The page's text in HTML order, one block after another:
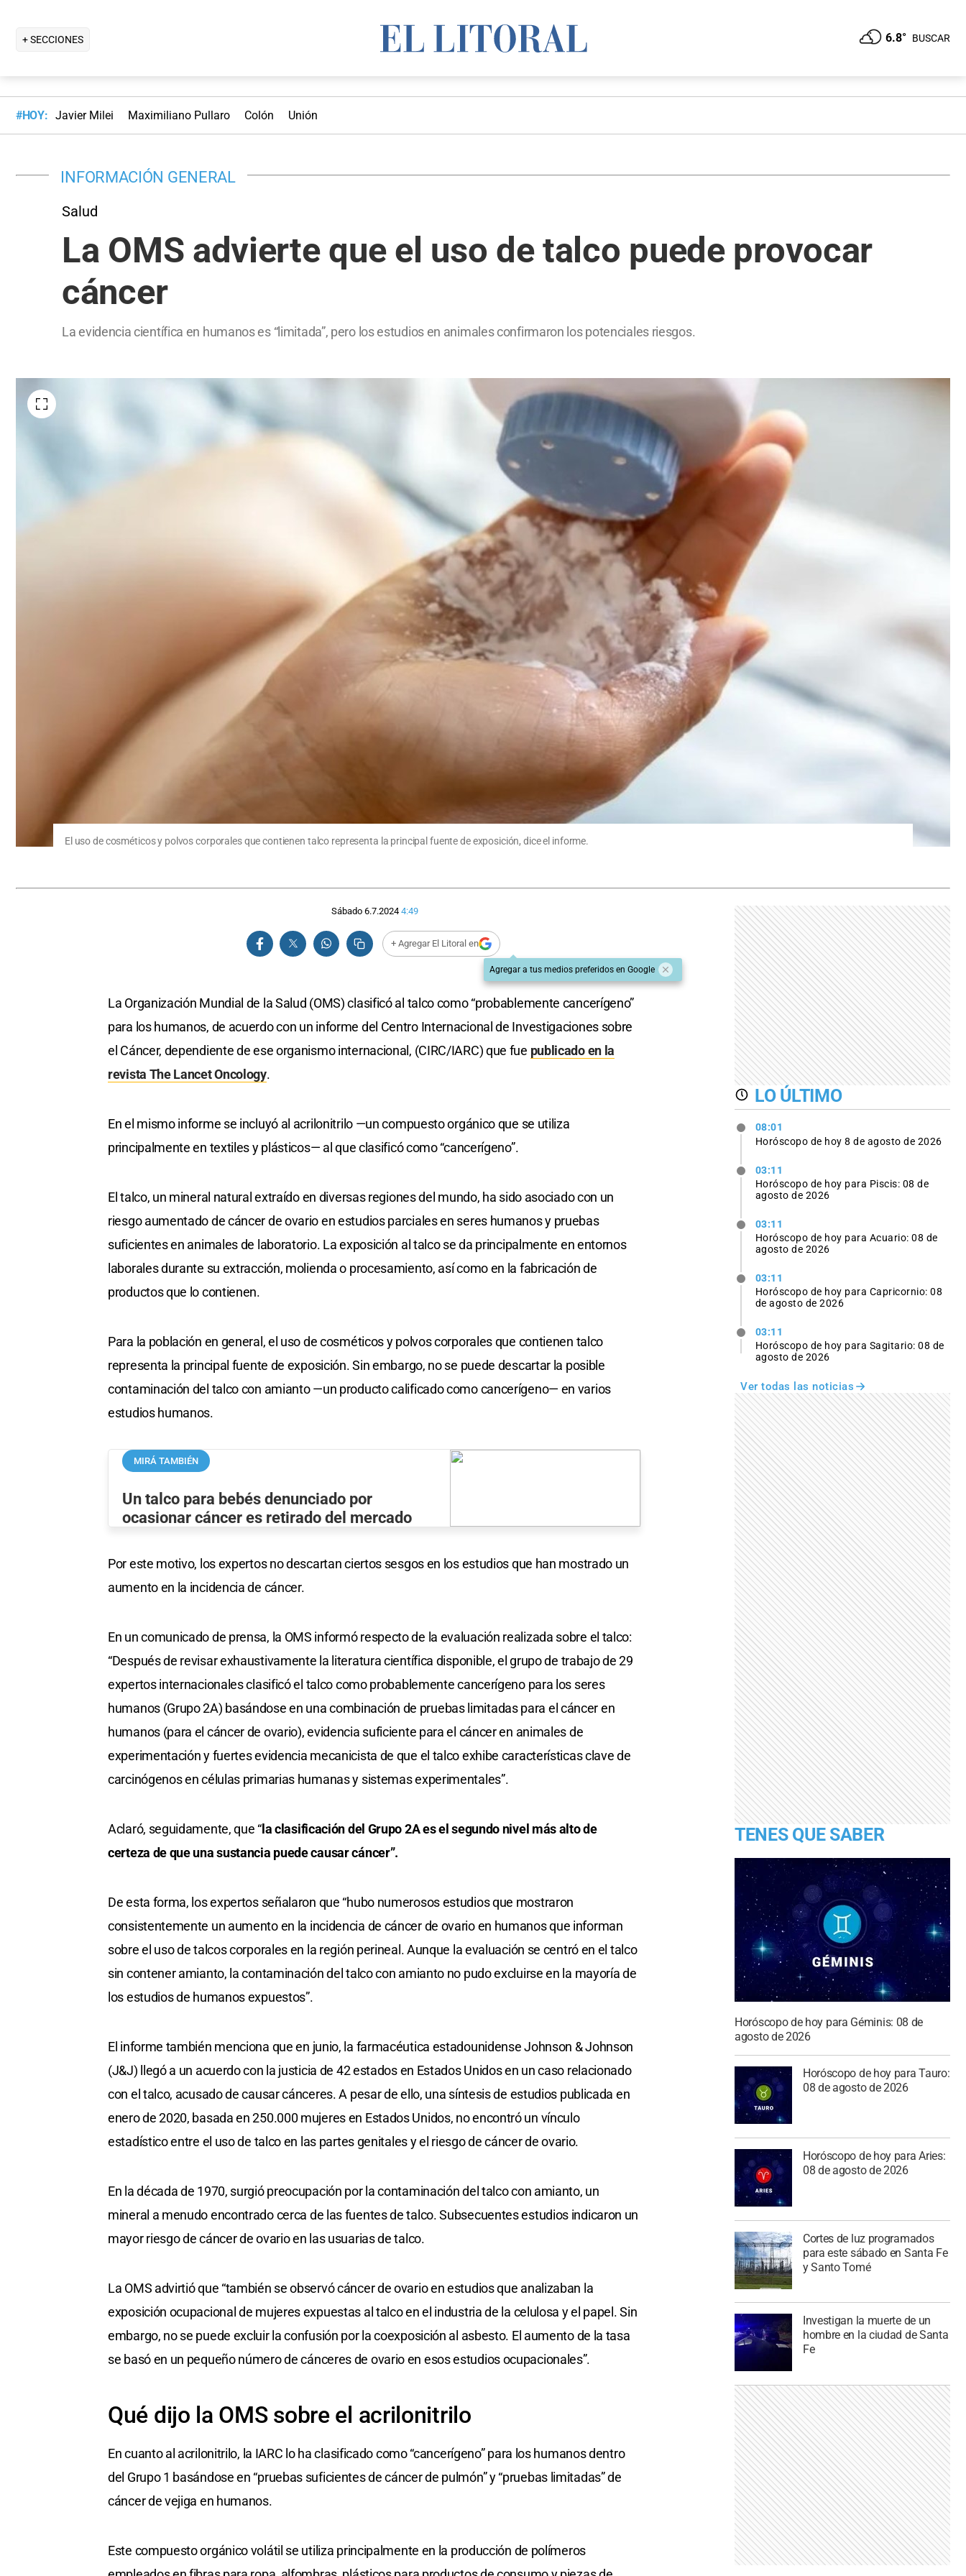
+ SECCIONES 6.8° BUSCAR
#HOY: Javier Milei Maximiliano Pullaro Colón Unión
INFORMACIÓN GENERAL
Salud
La OMS advierte que el uso de talco puede provocar
cáncer
La evidencia científica en humanos es “limitada”, pero los estudios en animales confirmaron los potenciales riesgos.
El uso de cosméticos y polvos corporales que contienen talco representa la principal fuente de exposición, dice el informe.
Sábado 6.7.2024 4:49
+ Agregar El Litoral en
Agregar a tus medios preferidos en Google
La Organización Mundial de la Salud (OMS) clasificó al talco como “probablemente cancerígeno”
para los humanos, de acuerdo con un informe del Centro Internacional de Investigaciones sobre
el Cáncer, dependiente de ese organismo internacional, (CIRC/IARC) que fue publicado en la
revista The Lancet Oncology.
En el mismo informe se incluyó al acrilonitrilo —un compuesto orgánico que se utiliza
principalmente en textiles y plásticos— al que clasificó como “cancerígeno”.
El talco, un mineral natural extraído en diversas regiones del mundo, ha sido asociado con un
riesgo aumentado de cáncer de ovario en estudios parciales en seres humanos y pruebas
suficientes en animales de laboratorio. La exposición al talco se da principalmente en entornos
laborales durante su extracción, molienda o procesamiento, así como en la fabricación de
productos que lo contienen.
Para la población en general, el uso de cosméticos y polvos corporales que contienen talco
representa la principal fuente de exposición. Sin embargo, no se puede descartar la posible
contaminación del talco con amianto —un producto calificado como cancerígeno— en varios
estudios humanos.
MIRÁ TAMBIÉN
Un talco para bebés denunciado por
ocasionar cáncer es retirado del mercado
Por este motivo, los expertos no descartan ciertos sesgos en los estudios que han mostrado un
aumento en la incidencia de cáncer.
En un comunicado de prensa, la OMS informó respecto de la evaluación realizada sobre el talco:
“Después de revisar exhaustivamente la literatura científica disponible, el grupo de trabajo de 29
expertos internacionales clasificó el talco como probablemente cancerígeno para los seres
humanos (Grupo 2A) basándose en una combinación de pruebas limitadas para el cáncer en
humanos (para el cáncer de ovario), evidencia suficiente para el cáncer en animales de
experimentación y fuertes evidencia mecanicista de que el talco exhibe características clave de
carcinógenos en células primarias humanas y sistemas experimentales”.
Aclaró, seguidamente, que “la clasificación del Grupo 2A es el segundo nivel más alto de
certeza de que una sustancia puede causar cáncer”.
De esta forma, los expertos señalaron que “hubo numerosos estudios que mostraron
consistentemente un aumento en la incidencia de cáncer de ovario en humanos que informan
sobre el uso de talcos corporales en la región perineal. Aunque la evaluación se centró en el talco
sin contener amianto, la contaminación del talco con amianto no pudo excluirse en la mayoría de
los estudios de humanos expuestos”.
El informe también menciona que en junio, la farmacéutica estadounidense Johnson & Johnson
(J&J) llegó a un acuerdo con la justicia de 42 estados en Estados Unidos en un caso relacionado
con el talco, acusado de causar cánceres. A pesar de ello, una síntesis de estudios publicada en
enero de 2020, basada en 250.000 mujeres en Estados Unidos, no encontró un vínculo
estadístico entre el uso de talco en las partes genitales y el riesgo de cáncer de ovario.
En la década de 1970, surgió preocupación por la contaminación del talco con amianto, un
mineral a menudo encontrado cerca de las fuentes de talco. Subsecuentes estudios indicaron un
mayor riesgo de cáncer de ovario en las usuarias de talco.
La OMS advirtió que “también se observó cáncer de ovario en estudios que analizaban la
exposición ocupacional de mujeres expuestas al talco en el industria de la celulosa y el papel. Sin
embargo, no se puede excluir la confusión por la coexposición al asbesto. El aumento de la tasa
se basó en un pequeño número de cánceres de ovario en esos estudios ocupacionales”.
Qué dijo la OMS sobre el acrilonitrilo
En cuanto al acrilonitrilo, la IARC lo ha clasificado como “cancerígeno” para los humanos dentro
del Grupo 1 basándose en “pruebas suficientes de cáncer de pulmón” y “pruebas limitadas” de
cáncer de vejiga en humanos.
Este compuesto orgánico volátil se utiliza principalmente en la producción de polímeros
LO ÚLTIMO
08:01
Horóscopo de hoy 8 de agosto de 2026
03:11
Horóscopo de hoy para Piscis: 08 de
agosto de 2026
03:11
Horóscopo de hoy para Acuario: 08 de
agosto de 2026
03:11
Horóscopo de hoy para Capricornio: 08
de agosto de 2026
03:11
Horóscopo de hoy para Sagitario: 08 de
agosto de 2026
Ver todas las noticias
TENES QUE SABER
Horóscopo de hoy para Géminis: 08 de
agosto de 2026
Horóscopo de hoy para Tauro:
08 de agosto de 2026
Horóscopo de hoy para Aries:
08 de agosto de 2026
Cortes de luz programados
para este sábado en Santa Fe
y Santo Tomé
Investigan la muerte de un
hombre en la ciudad de Santa
Fe